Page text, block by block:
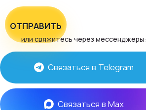
ОТПРАВИТЬ
или свяжитесь через мессенджеры:
Связаться в Telegram
Связаться в Max